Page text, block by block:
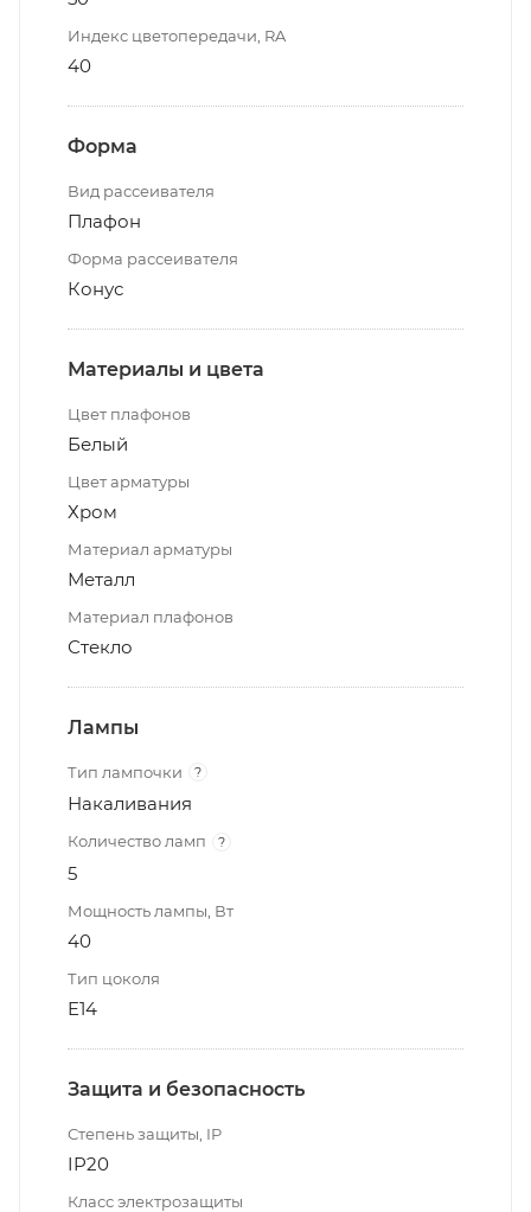
Индекс цветопередачи, RA
40
Форма
Вид рассеивателя
Плафон
Форма рассеивателя
Конус
Материалы и цвета
Цвет плафонов
Белый
Цвет арматуры
Хром
Материал арматуры
Металл
Материал плафонов
Стекло
Лампы
Тип лампочки ?
Накаливания
Количество ламп ?
5
Мощность лампы, Вт
40
Тип цоколя
E14
Защита и безопасность
Степень защиты, IP
IP20
Класс электрозащиты